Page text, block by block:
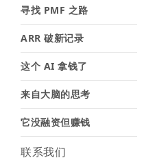
寻找 PMF 之路
ARR 破新记录
这个 AI 拿钱了
来自大脑的思考
它没融资但赚钱
联系我们